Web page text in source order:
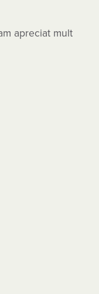
apreciat mult